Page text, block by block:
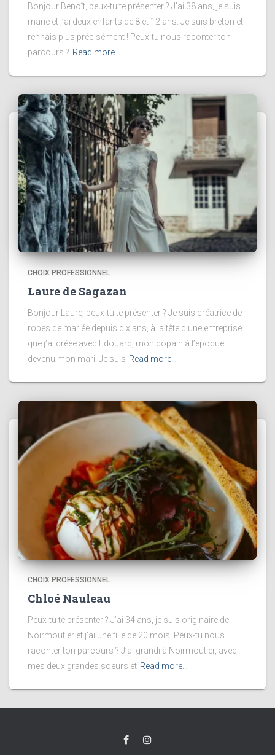
Bonjour Benoît, peux-tu te présenter ? J’ai 38 ans, je suis
marié et j’ai deux enfants de 8 et 12 ans. Je suis breton et
rennais plus précisément ! Peux-tu nous raconter ton
parcours ? Read more…
CHOIX PROFESSIONNEL
Laure de Sagazan
Bonjour Laure, peux-tu te présenter ? Je suis créatrice de
robes de mariée depuis dix ans, à la tête d’une entreprise
que j’ai créée avec Edouard, mon copain à l’époque
devenu mon mari. Je suis Read more…
CHOIX PROFESSIONNEL
Chloé Nauleau
Peux-tu te présenter ? J’ai 34 ans, je suis originaire de
Noirmoutier et j’ai une fille de 20 mois. Peux-tu nous
raconter ton parcours ? J’ai grandi à Noirmoutier, avec
mes deux grandes soeurs et Read more…